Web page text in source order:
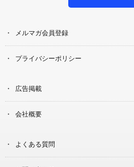
メルマガ会員登録
プライバシーポリシー
広告掲載
会社概要
よくある質問